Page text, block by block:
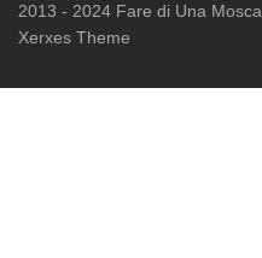
2013 - 2024 Fare di Una Mosca
Xerxes Theme